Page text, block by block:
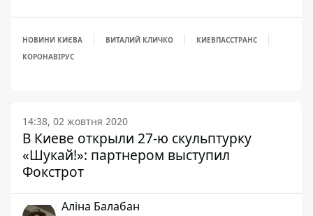
НОВИНИ КИЄВА ВИТАЛИЙ КЛИЧКО
КИЕВПАССТРАНС
КОРОНАВІРУС
14:38, 02 жовтня 2020
В Киеве открыли 27-ю скульптурку
«Шукай!»: партнером выступил
Фокстрот
Аліна Балабан